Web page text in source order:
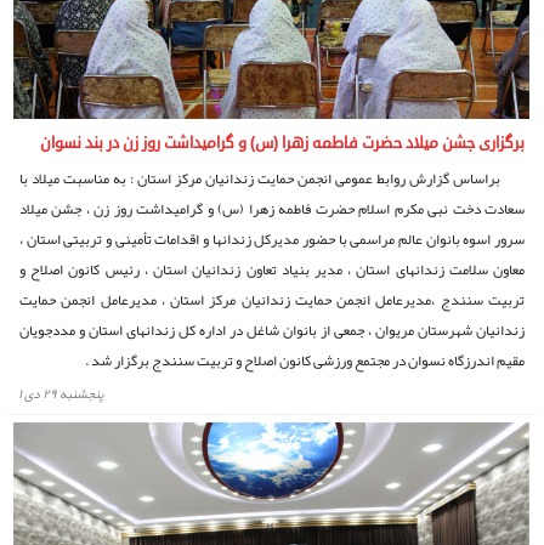
برگزاری جشن میلاد حضرت فاطمه زهرا (س) و گرامیداشت روز زن در بند نسوان
براساس گزارش روابط عمومی انجمن حمایت زندانیان مرکز استان : به مناسبت میلاد با
سعادت دخت نبی مکرم اسلام حضرت فاطمه زهرا (س) و گرامیداشت روز زن ، جشن میلاد
سرور اسوه بانوان عالم مراسمی با حضور مدیرکل زندانها و اقدامات تأمینی و تربیتی استان ،
معاون سلامت زندانهای استان ، مدیر بنیاد تعاون زندانیان استان ، رئیس کانون اصلاح و
تربیت سنندج ،مدیرعامل انجمن‌ حمایت زندانیان مرکز استان ، مدیرعامل انجمن حمایت
زندانیان شهرستان مریوان ، جمعی از بانوان شاغل در اداره کل زندانهای استان و مددجویان
مقیم اندرزگاه نسوان در مجتمع ورزشی کانون اصلاح و تربیت سنندج برگزار شد .
پنجشنبه ۲۹ دی ۱